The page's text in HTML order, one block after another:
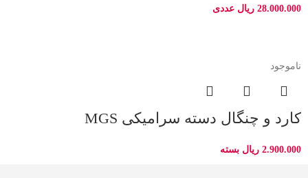
28.000.000 ریال عددی
ناموجود
کارد و چنگال دسته سرامیکی MGS
2.900.000 ریال بسته